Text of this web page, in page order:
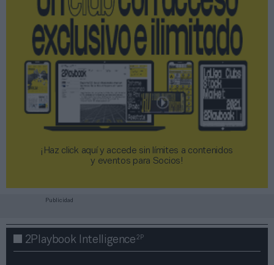
¡Haz click aquí y accede sin límites a contenidos
y eventos para Socios!​​​​​​​
Publicidad
2Playbook Intelligence2P